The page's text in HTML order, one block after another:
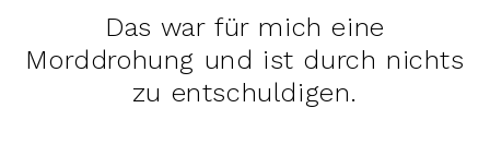
Das war für mich eine
Morddrohung und ist durch nichts
zu entschuldigen.